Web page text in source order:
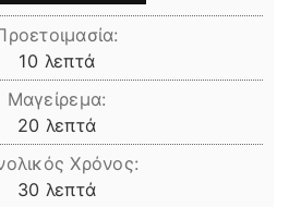
10 λεπτά
λεπτά
Μαγείρεμα:
20 λεπτά
λεπτά
Χρόνος:
30 λεπτά
λεπτά